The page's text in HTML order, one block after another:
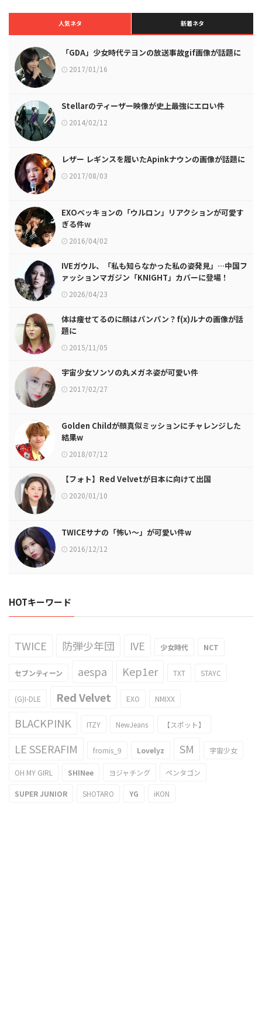
人気ネタ 新着ネタ
「GDA」少女時代テヨンの放送事故gif画像が話題に
2017/01/16
Stellarのティーザー映像が史上最強にエロい件
2014/02/12
レザー レギンスを履いたApinkナウンの画像が話題に
2017/08/03
EXOベッキョンの「ウルロン」リアクションが可愛す
ぎる件w
2016/04/02
IVEガウル、「私も知らなかった私の姿発見」…中国フ
ァッションマガジン「KNIGHT」カバーに登場！
2026/04/23
体は痩せてるのに顔はパンパン？f(x)ルナの画像が話
題に
2015/11/05
宇宙少女ソンソの丸メガネ姿が可愛い件
2017/02/27
Golden Childが顔真似ミッションにチャレンジした
結果w
2018/07/12
【フォト】Red Velvetが日本に向けて出国
2020/01/10
TWICEサナの「怖い～」が可愛い件w
2016/12/12
HOTキーワード
TWICE 防弾少年団 IVE 少女時代 NCT
セブンティーン aespa Kep1er TXT STAYC
(G)I-DLE Red Velvet EXO NMIXX
BLACKPINK ITZY NewJeans 【スポット】
LE SSERAFIM fromis_9 Lovelyz SM 宇宙少女
OH MY GIRL SHINee ヨジャチング ペンタゴン
SUPER JUNIOR SHOTARO YG iKON